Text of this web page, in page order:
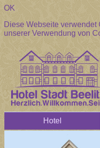
OK
Diese Webseite
unserer Verwendung von
Hotel